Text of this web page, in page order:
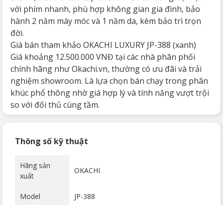
với phím nhanh, phù hợp không gian gia đình, bảo
hành 2 năm máy móc và 1 năm da, kèm bảo trì trọn
đời.
Giá bán tham khảo OKACHI LUXURY JP-388 (xanh)
Giá khoảng 12.500.000 VNĐ tại các nhà phân phối
chính hãng như Okachi.vn, thường có ưu đãi và trải
nghiệm showroom. Là lựa chọn bán chạy trong phân
khúc phổ thông nhờ giá hợp lý và tính năng vượt trội
so với đối thủ cùng tầm.
Thông số kỹ thuật
Hãng sản
xuất
OKACHI
Model JP-388